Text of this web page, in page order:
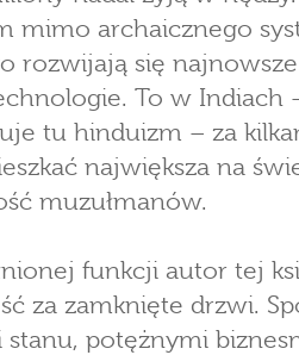
mimo archaicznego
rozwijają się
To w Indiach
tu hinduizm – za
największa na
muzułmanów.
funkcji autor tej
za zamknięte drzwi.
stanu, potężnymi